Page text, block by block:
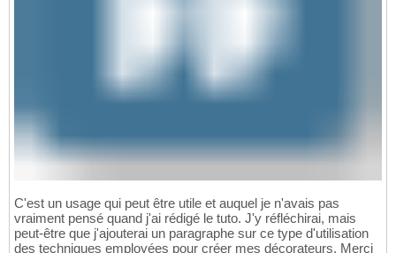
C'est un usage qui peut être utile et auquel je n'avais pas
vraiment pensé quand j'ai rédigé le tuto. J'y réfléchirai, mais
peut-être que j'ajouterai un paragraphe sur ce type d'utilisation
des techniques employées pour créer mes décorateurs. Merci